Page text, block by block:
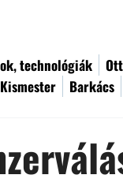
technológiák
Kismester Barkács